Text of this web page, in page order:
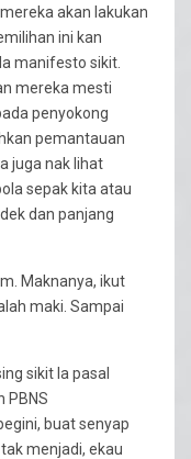
akan lakukan
ini kan
manifesto sikit.
mereka mesti
penyokong
pemantauan
juga nak lihat
sepak kita atau
dan panjang
Maknanya, ikut
maki. Sampai
sikit la pasal
PBNS
buat senyap
menjadi, ekau